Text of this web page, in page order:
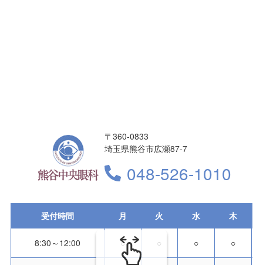
〒360-0833
埼玉県熊谷市広瀬87-7
048-526-1010
受付時間 月 火 水 木
8:30～12:00 ○ ○ ○ ○